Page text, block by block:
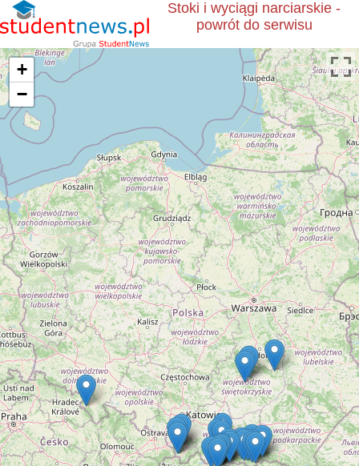
Stoki i wyciągi narciarskie -
powrót do serwisu
+
−